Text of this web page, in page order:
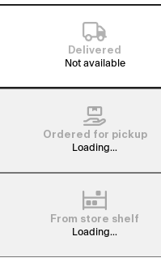
Delivered
Not available
Ordered for pickup
Loading...
From store shelf
Loading...